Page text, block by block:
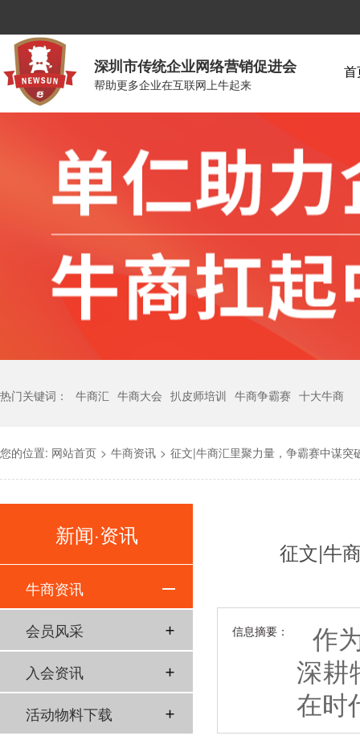
深圳市传统企业网络营销促进会
帮助更多企业在互联网上牛起来
热门关键词： 牛商汇 牛商大会 扒皮师培训 牛商争霸赛 十大牛商
您的位置: 网站首页 > 牛商资讯 > 征文|牛商汇里聚力量，争霸赛中谋
征文|牛
信息摘要：
作
深
在时
新闻·资讯
牛商资讯
会员风采
入会资讯
活动物料下载